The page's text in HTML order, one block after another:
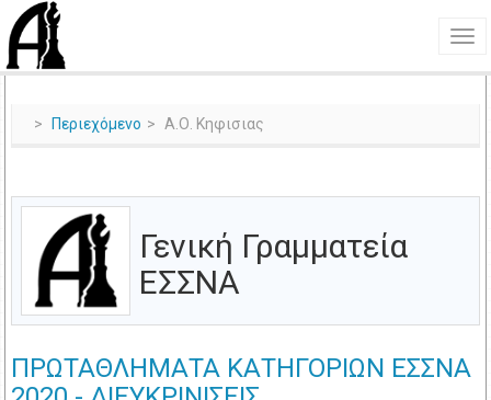
Περιεχόμενο Α.Ο. Κηφισιας
Γενική Γραμματεία
ΕΣΣΝΑ
ΠΡΩΤΑΘΛΗΜΑΤΑ ΚΑΤΗΓΟΡΙΩΝ ΕΣΣΝΑ